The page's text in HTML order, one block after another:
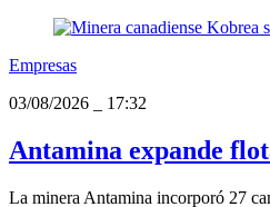
Empresas
03/08/2026
17:32
Antamina expande
La minera Antamina incorporó 27